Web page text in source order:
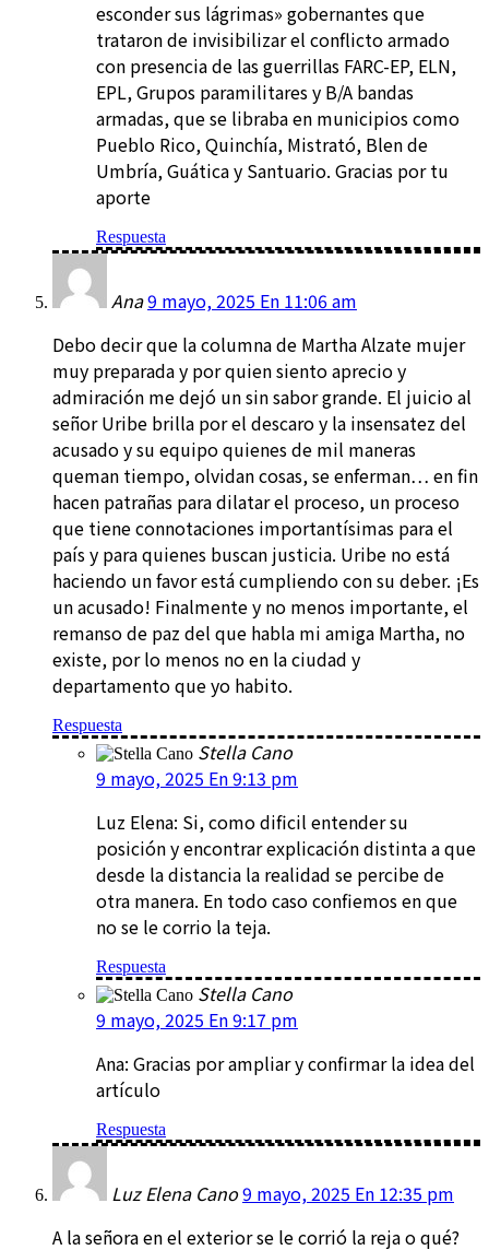
esconder sus lágrimas» gobernantes que
trataron de invisibilizar el conflicto armado
con presencia de las guerrillas FARC-EP, ELN,
EPL, Grupos paramilitares y B/A bandas
armadas, que se libraba en municipios como
Pueblo Rico, Quinchía, Mistrató, Blen de
Umbría, Guática y Santuario. Gracias por tu
aporte
Respuesta
Ana9 mayo, 2025 En 11:06 am
Debo decir que la columna de Martha Alzate mujer
muy preparada y por quien siento aprecio y
admiración me dejó un sin sabor grande. El juicio al
señor Uribe brilla por el descaro y la insensatez del
acusado y su equipo quienes de mil maneras
queman tiempo, olvidan cosas, se enferman… en fin
hacen patrañas para dilatar el proceso, un proceso
que tiene connotaciones importantísimas para el
país y para quienes buscan justicia. Uribe no está
haciendo un favor está cumpliendo con su deber. ¡Es
un acusado! Finalmente y no menos importante, el
remanso de paz del que habla mi amiga Martha, no
existe, por lo menos no en la ciudad y
departamento que yo habito.
Respuesta
Stella Cano
9 mayo, 2025 En 9:13 pm
Luz Elena: Si, como dificil entender su
posición y encontrar explicación distinta a que
desde la distancia la realidad se percibe de
otra manera. En todo caso confiemos en que
no se le corrio la teja.
Respuesta
Stella Cano
9 mayo, 2025 En 9:17 pm
Ana: Gracias por ampliar y confirmar la idea del
artículo
Respuesta
Luz Elena Cano9 mayo, 2025 En 12:35 pm
A la señora en el exterior se le corrió la reja o qué?